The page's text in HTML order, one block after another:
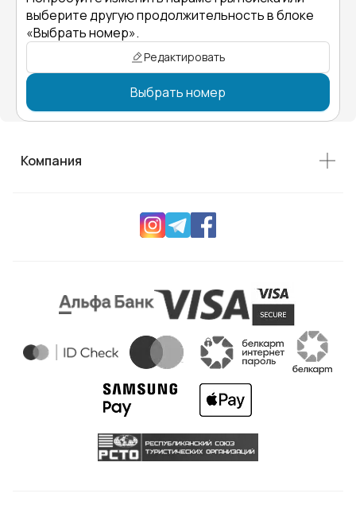
выберите другую продолжительность в блоке
«Выбрать номер».
Редактировать
Выбрать номер
Компания